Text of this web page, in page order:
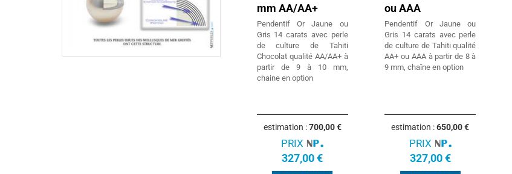
mm AA/AA+
Pendentif Or Jaune ou
Gris 14 carats avec perle
de culture de Tahiti
Chocolat qualité AA/AA+ à
partir de 9 à 10 mm,
chaine en option
estimation :700,00 €
PRIX
327,00 €
ou AAA
Pendentif Or Jaune ou
Gris 14 carats avec perle
de culture de Tahiti qualité
AA+ ou AAA à partir de 8 à
9 mm, chaîne en option
estimation :650,00 €
PRIX
327,00 €